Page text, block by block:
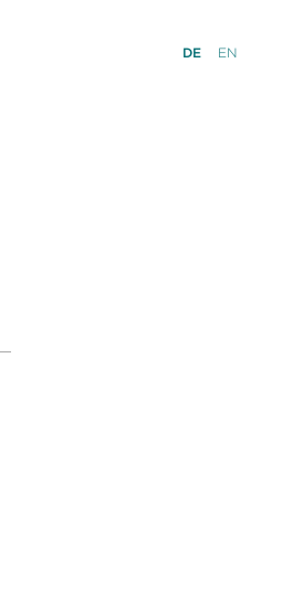
DE EN